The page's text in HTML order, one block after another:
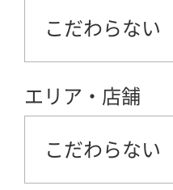
こだわらない
エリア・店舗
こだわらない